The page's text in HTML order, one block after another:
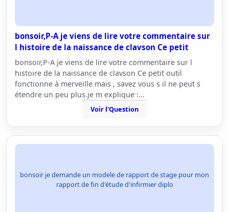
bonsoir,P-A je viens de lire votre commentaire sur
l histoire de la naissance de clavson Ce petit
bonsoir,P-A je viens de lire votre commentaire sur l
histoire de la naissance de clavson Ce petit outil
fonctionne à merveille mais , savez vous s il ne peut s
étendre un peu plus.je m explique :…
Voir l'Question
bonsoir je demande un modele de rapport de stage pour mon
rapport de fin d'étude d'infirmier diplo